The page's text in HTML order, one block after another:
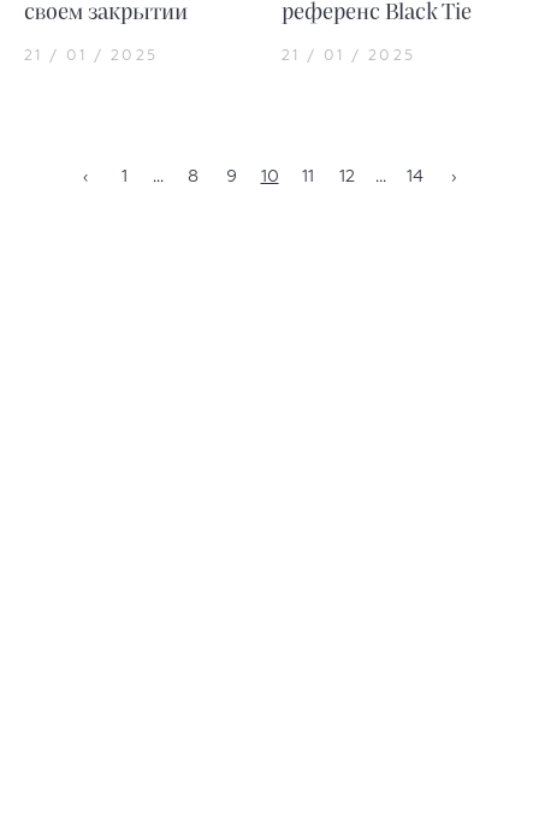
своем закрытии
21 / 01 / 2025
референс Black Tie
21 / 01 / 2025
‹ 1 ... 8 9 10 11 12 ... 14 ›